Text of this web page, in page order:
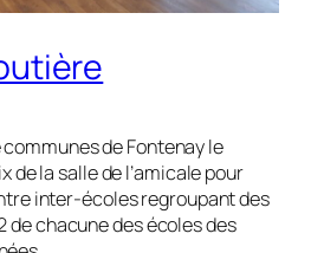
de Fontenay le
de la salle de l’amicale pour
inter-écoles regroupant des
de chacune des écoles des